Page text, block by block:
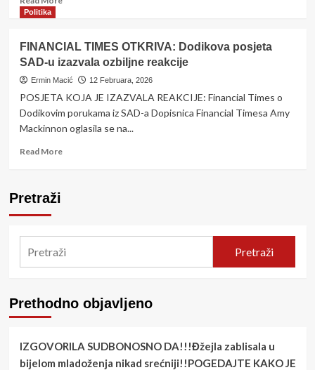
IZ
SAD-
a:
Dodik
Čović
bi
Politika
FINANCIAL TIMES OTKRIVA: Dodikova posjeta
SAD-u izazvala ozbiljne reakcije
Ermin Macić 12 Februara, 2026
POSJETA KOJA JE IZAZVALA REAKCIJE: Financial Times o
Dodikovim porukama iz SAD-a Dopisnica Financial Timesa Amy
Mackinnon oglasila se na...
Read MoreRead
SAD-
u
ozbiljne
reakcije
Pretraži
Pretraži
Prethodno objavljeno
IZGOVORILA SUDBONOSNO DA!!!Đžejla zablisala u
bijelom mladoženja nikad srećniji!!POGEDAJTE KAKO JE